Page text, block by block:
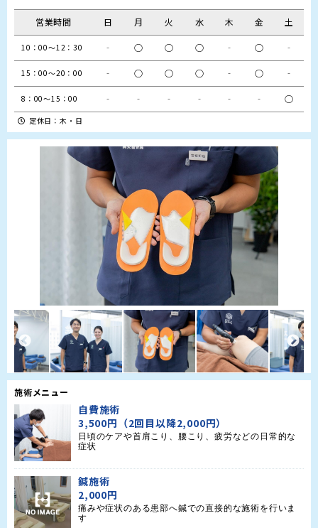
営業時間 日 月 火 水 木 金 土
10：00～12：30 ‐ ○ ○ ○ ‐ ○ ‐
15：00～20：00 ‐ ○ ○ ○ ‐ ○ ‐
8：00～15：00 ‐ ‐ ‐ ‐ ‐ ‐ ○
定休日：木・日
施術メニュー
自費施術
3,500円（2回目以降2,000円）
日頃のケアや首肩こり、腰こり、疲労などの日常的な
症状
鍼施術
2,000円
痛みや症状のある患部へ鍼での直接的な施術を行いま
す